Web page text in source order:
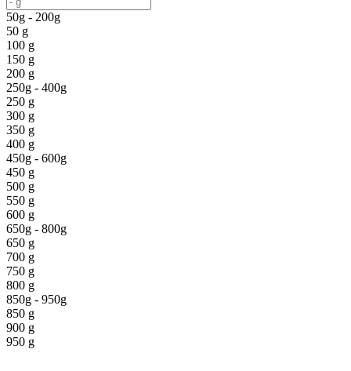
50g - 200g
50 g
100 g
150 g
200 g
250g - 400g
250 g
300 g
350 g
400 g
450g - 600g
450 g
500 g
550 g
600 g
650g - 800g
650 g
700 g
750 g
800 g
850g - 950g
850 g
900 g
950 g